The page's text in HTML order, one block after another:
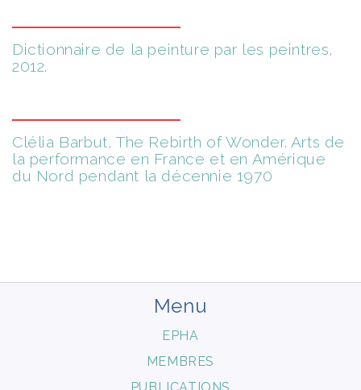
Dictionnaire de la peinture par les peintres,
2012.
Clélia Barbut, The Rebirth of Wonder. Arts de
la performance en France et en Amérique
du Nord pendant la décennie 1970
Menu
EPHA
MEMBRES
PUBLICATIONS